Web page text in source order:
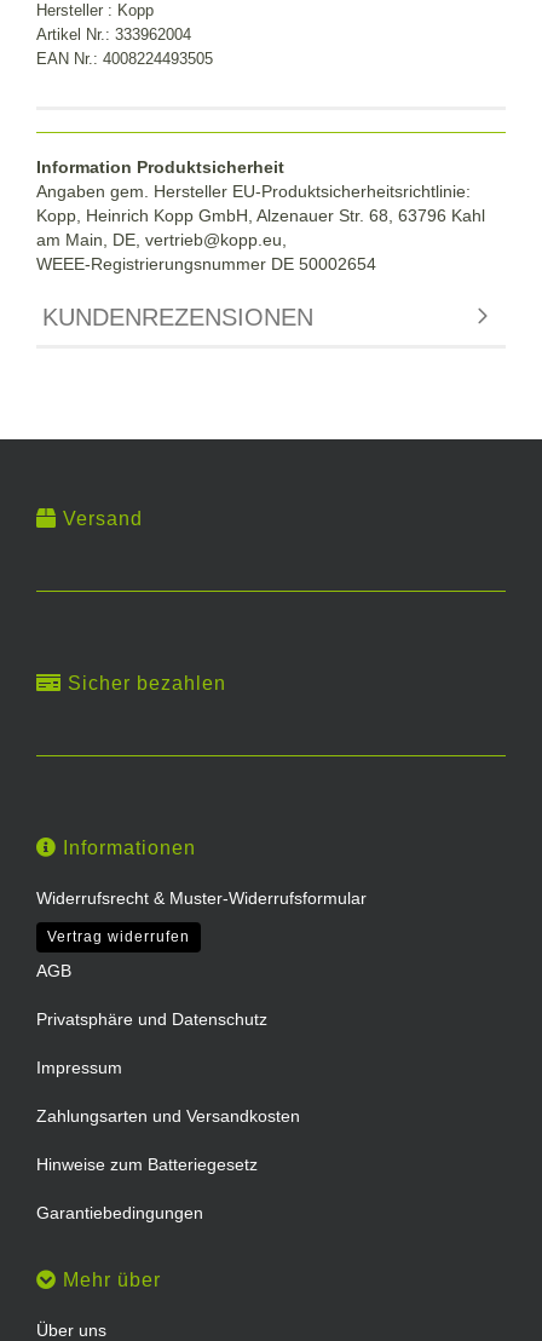
Hersteller : Kopp
Artikel Nr.: 333962004
EAN Nr.: 4008224493505
Information Produktsicherheit
Angaben gem. Hersteller EU-Produktsicherheitsrichtlinie:
Kopp, Heinrich Kopp GmbH, Alzenauer Str. 68, 63796 Kahl
am Main, DE, vertrieb@kopp.eu,
WEEE-Registrierungsnummer DE 50002654
KUNDENREZENSIONEN
Versand
Sicher bezahlen
Informationen
Widerrufsrecht & Muster-Widerrufsformular
Vertrag widerrufen
AGB
Privatsphäre und Datenschutz
Impressum
Zahlungsarten und Versandkosten
Hinweise zum Batteriegesetz
Garantiebedingungen
Mehr über
Über uns